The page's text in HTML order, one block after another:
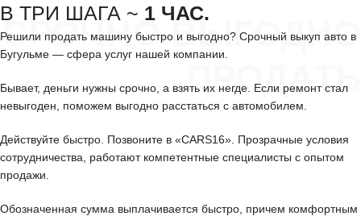
СРОЧНО ВЫГОДНО
ПРОДАТЬ
В ТРИ ШАГА ~ 1 ЧАС.
Решили продать машину быстро и выгодно? Срочный выкуп авто в
Бугульме — сфера услуг нашей компании.
Бывает, деньги нужны срочно, а взять их негде. Если ремонт стал
невыгоден, поможем выгодно расстаться с автомобилем.
Действуйте быстро. Позвоните в «CARS16». Прозрачные условия
сотрудничества, работают компетентные специалисты с опытом
продажи.
Обозначенная сумма выплачивается быстро, причем комфортным